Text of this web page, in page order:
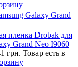
Galaxy Grand
пленка Drobak для
Grand Neo I9060
грн. Товар есть в